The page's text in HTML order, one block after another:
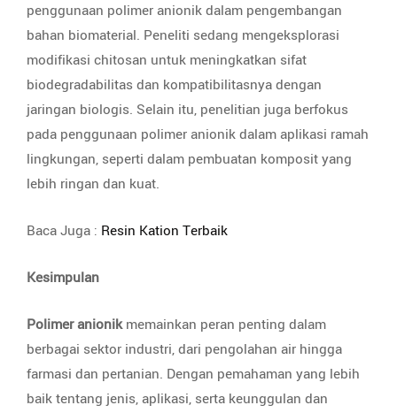
penggunaan polimer anionik dalam pengembangan
bahan biomaterial. Peneliti sedang mengeksplorasi
modifikasi chitosan untuk meningkatkan sifat
biodegradabilitas dan kompatibilitasnya dengan
jaringan biologis. Selain itu, penelitian juga berfokus
pada penggunaan polimer anionik dalam aplikasi ramah
lingkungan, seperti dalam pembuatan komposit yang
lebih ringan dan kuat.
Baca Juga : Resin Kation Terbaik
Kesimpulan
Polimer anionikmemainkan peran penting dalam
berbagai sektor industri, dari pengolahan air hingga
farmasi dan pertanian. Dengan pemahaman yang lebih
baik tentang jenis, aplikasi, serta keunggulan dan